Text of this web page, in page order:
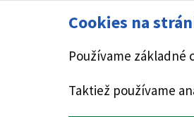
Cookies na
Používame základné
Taktiež používame